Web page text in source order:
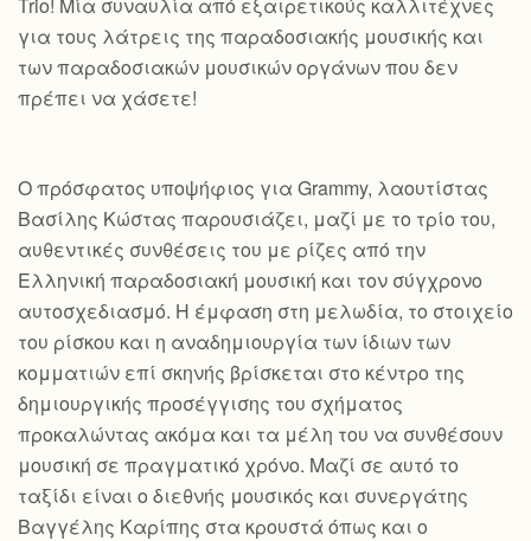
για τους λάτρεις της παραδοσιακής μουσικής και
των παραδοσιακών μουσικών οργάνων που δεν
πρέπει να χάσετε!
Ο πρόσφατος υποψήφιος για Grammy, λαουτίστας
Βασίλης Κώστας παρουσιάζει, μαζί με το τρίο του,
αυθεντικές συνθέσεις του με ρίζες από την
Ελληνική παραδοσιακή μουσική και τον σύγχρονο
αυτοσχεδιασμό. Η έμφαση στη μελωδία, το στοιχείο
του ρίσκου και η αναδημιουργία των ίδιων των
κομματιών επί σκηνής βρίσκεται στο κέντρο της
δημιουργικής προσέγγισης του σχήματος
προκαλώντας ακόμα και τα μέλη του να συνθέσουν
μουσική σε πραγματικό χρόνο. Μαζί σε αυτό το
ταξίδι είναι ο διεθνής μουσικός και συνεργάτης
Βαγγέλης Καρίπης στα κρουστά όπως και ο